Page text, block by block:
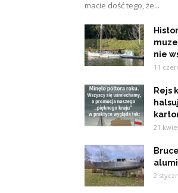
macie dość tego, że...
nie
11
Rejs
21
2